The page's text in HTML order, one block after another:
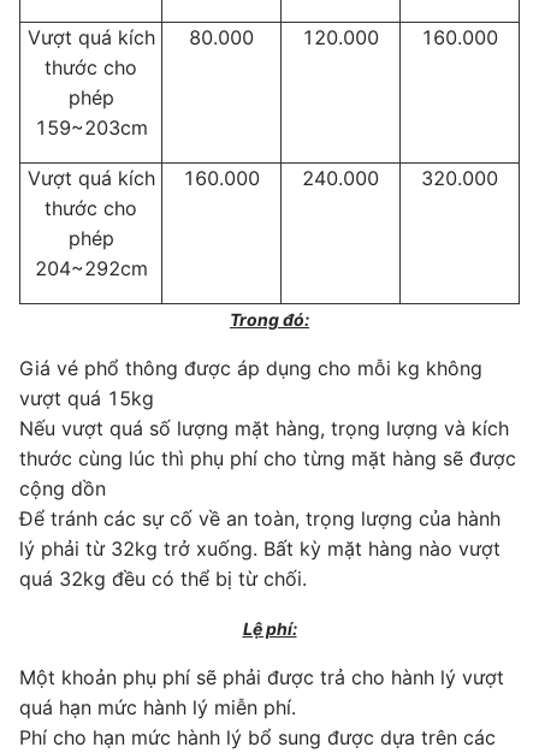
Vượt quá kích
thước cho
phép
159~203cm
80.000 120.000 160.000
Vượt quá kích
thước cho
phép
204~292cm
160.000 240.000 320.000
Trong đó:
Giá vé phổ thông được áp dụng cho mỗi kg không
vượt quá 15kg
Nếu vượt quá số lượng mặt hàng, trọng lượng và kích
thước cùng lúc thì phụ phí cho từng mặt hàng sẽ được
cộng dồn
Để tránh các sự cố về an toàn, trọng lượng của hành
lý phải từ 32kg trở xuống. Bất kỳ mặt hàng nào vượt
quá 32kg đều có thể bị từ chối.
Lệ phí:
Một khoản phụ phí sẽ phải được trả cho hành lý vượt
quá hạn mức hành lý miễn phí.
Phí cho hạn mức hành lý bổ sung được dựa trên các